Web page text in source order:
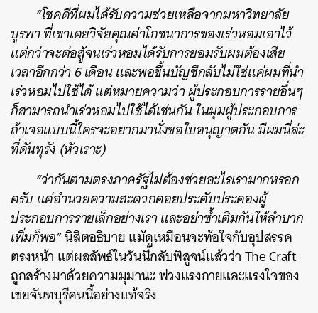
“โชคดีที่ผมได้รับความช่วยเหลือจากมหาวิทยาลัย
บูรพา ที่เขาเคยวิจัยคุณค่าโภชนาการของเร่วหอมเอาไว้
แต่กว่าจะต่อสู้จนเร่วหอมได้รับการยอมรับผมต้องเสีย
เวลาอีกกว่า 6 เดือน และพอขึ้นบัญชีกลับไม่ใช่แค่ผมที่นำ
เร่วหอมไปใช้ได้ แต่หมายความว่า ผู้ประกอบการรายอื่นๆ
ก็สามารถนำเร่วหอมไปใช้ได้เช่นกัน ในมุมผู้ประกอบการ
ถ้าเจอแบบนี้ใครจะอยากมานั่งขอใบอนุญาตกัน มีผมนี่ล่ะ
ที่ดันทุรัง (หัวเราะ)
“ว่ากันตามตรงภาครัฐไม่ต้องช่วยอะไรเรามากหรอก
ครับ แค่อำนวยความสะดวกคอยประคับประคองผู้
ประกอบการรายเล็กอย่างเรา และอย่าซ้ำเติมกันให้ลำบาก
เพิ่มก็พอ”นิสิตอธิบาย แม้ดูเหมือนจะท้อใจกับอุปสรรค
ตรงหน้า แต่ผลลัพธ์ในวันนี้กลับพิสูจน์แล้วว่า The Craft
ถูกสร้างมาด้วยความมุมานะ พ่วงแรงกายและแรงใจของ
เขยจันทบุรีคนนี้อย่างแท้จริง